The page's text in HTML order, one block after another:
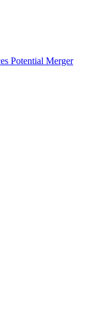
Potential Merger